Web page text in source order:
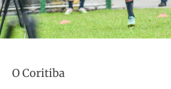
O Coritiba